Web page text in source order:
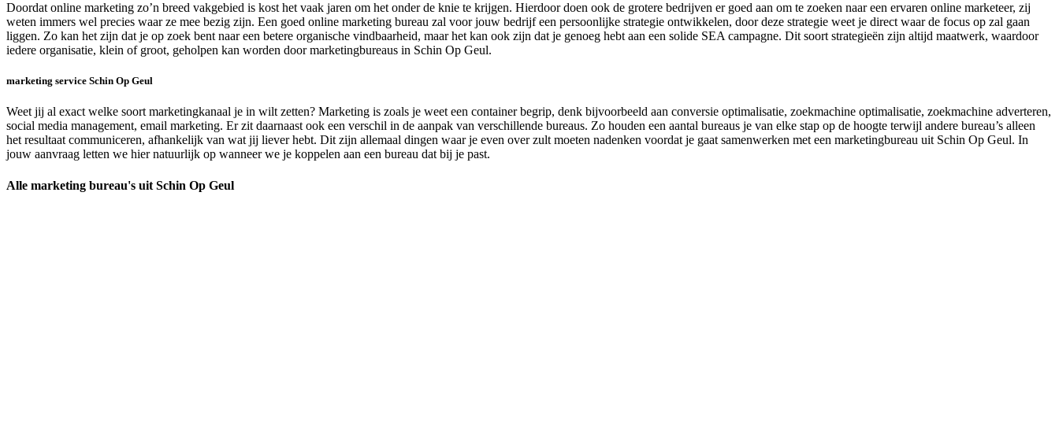
Doordat online marketing zo’n breed vakgebied is kost het vaak jaren om het onder de knie te krijgen. Hierdoor doen ook de grotere bedrijven er goed aan om te zoeken naar een ervaren online marketeer, zij
weten immers wel precies waar ze mee bezig zijn. Een goed online marketing bureau zal voor jouw bedrijf een persoonlijke strategie ontwikkelen, door deze strategie weet je direct waar de focus op zal gaan
liggen. Zo kan het zijn dat je op zoek bent naar een betere organische vindbaarheid, maar het kan ook zijn dat je genoeg hebt aan een solide SEA campagne. Dit soort strategieën zijn altijd maatwerk, waardoor
iedere organisatie, klein of groot, geholpen kan worden door marketingbureaus in Schin Op Geul.
marketing service Schin Op Geul
Weet jij al exact welke soort marketingkanaal je in wilt zetten? Marketing is zoals je weet een container begrip, denk bijvoorbeeld aan conversie optimalisatie, zoekmachine optimalisatie, zoekmachine adverteren,
social media management, email marketing. Er zit daarnaast ook een verschil in de aanpak van verschillende bureaus. Zo houden een aantal bureaus je van elke stap op de hoogte terwijl andere bureau’s alleen
het resultaat communiceren, afhankelijk van wat jij liever hebt. Dit zijn allemaal dingen waar je even over zult moeten nadenken voordat je gaat samenwerken met een marketingbureau uit Schin Op Geul. In
jouw aanvraag letten we hier natuurlijk op wanneer we je koppelen aan een bureau dat bij je past.
Alle marketing bureau's uit Schin Op Geul